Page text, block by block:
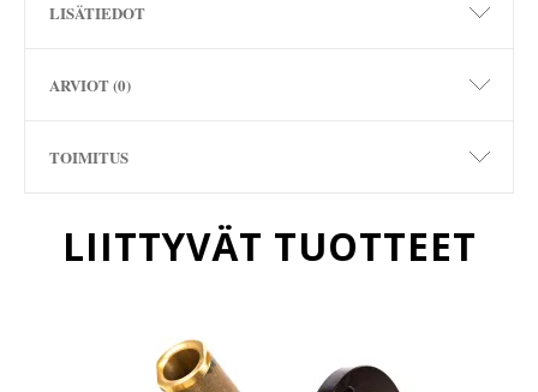
LISÄTIEDOT
ARVIOT (0)
TOIMITUS
LIITTYVÄT TUOTTEET